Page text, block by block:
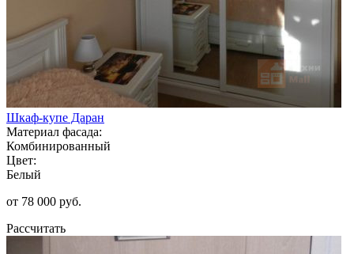
Шкаф-купе Даран
Материал фасада:
Комбинированный
Цвет:
Белый
от 78 000 руб.
Рассчитать